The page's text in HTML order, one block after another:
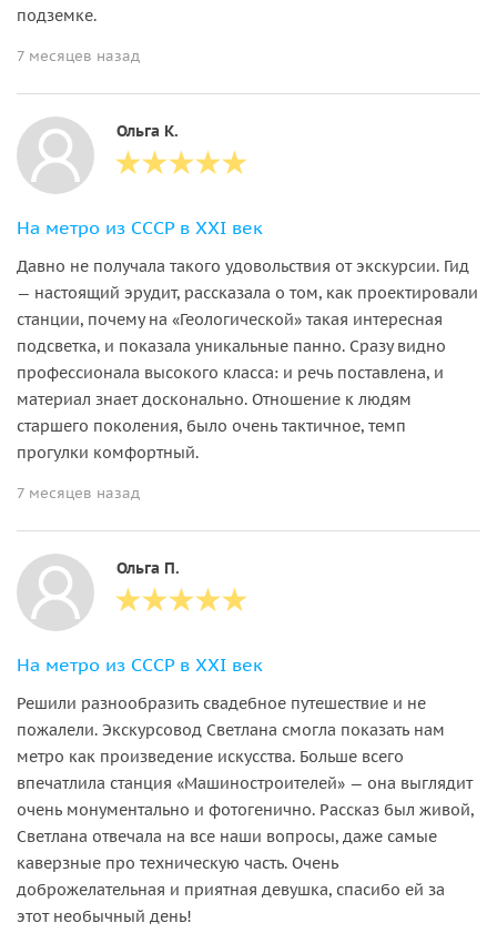
подземке.
7 месяцев назад
Ольга К.
На метро из СССР в XXI век
Давно не получала такого удовольствия от экскурсии. Гид
— настоящий эрудит, рассказала о том, как проектировали
станции, почему на «Геологической» такая интересная
подсветка, и показала уникальные панно. Сразу видно
профессионала высокого класса: и речь поставлена, и
материал знает досконально. Отношение к людям
старшего поколения, было очень тактичное, темп
прогулки комфортный.
7 месяцев назад
Ольга П.
На метро из СССР в XXI век
Решили разнообразить свадебное путешествие и не
пожалели. Экскурсовод Светлана смогла показать нам
метро как произведение искусства. Больше всего
впечатлила станция «Машиностроителей» — она выглядит
очень монументально и фотогенично. Рассказ был живой,
Светлана отвечала на все наши вопросы, даже самые
каверзные про техническую часть. Очень
доброжелательная и приятная девушка, спасибо ей за
этот необычный день!